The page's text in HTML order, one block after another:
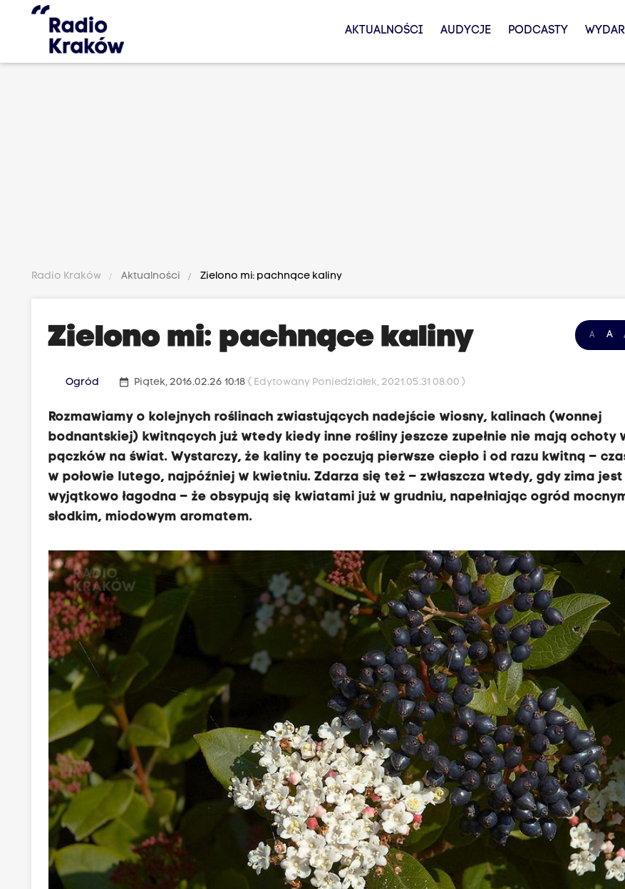
AKTUALNOŚCI AUDYCJE PODCASTY
Radio Kraków Aktualności Zielono mi: pachnące kaliny
A A
Zielono mi: pachnące kaliny
Ogród date_range Piątek, 2016.02.26 10:18( Edytowany Poniedziałek, 2021.05.31 08:00 )
Rozmawiamy o kolejnych roślinach zwiastujących nadejście wiosny, kalinach (wonnej
bodnantskiej) kwitnących już wtedy kiedy inne rośliny jeszcze zupełnie nie mają ochoty
pączków na świat. Wystarczy, że kaliny te poczują pierwsze ciepło i od razu kwitną –
w połowie lutego, najpóźniej w kwietniu. Zdarza się też – zwłaszcza wtedy, gdy zima jest
wyjątkowo łagodna – że obsypują się kwiatami już w grudniu, napełniając ogród
słodkim, miodowym aromatem.